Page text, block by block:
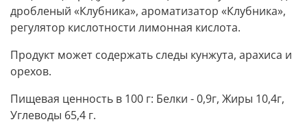
дробленый «Клубника», ароматизатор «Клубника»,
регулятор кислотности лимонная кислота.
Продукт может содержать следы кунжута, арахиса и
орехов.
Пищевая ценность в 100 г: Белки - 0,9г, Жиры 10,4г,
Углеводы 65,4 г.